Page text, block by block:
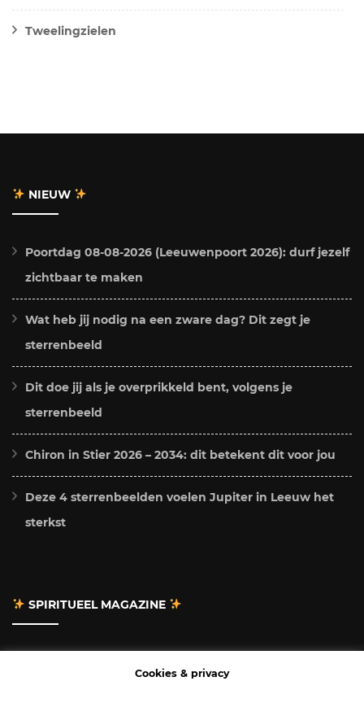
Tweelingzielen
NIEUW
Poortdag 08-08-2026 (Leeuwenpoort 2026): durf jezelf
zichtbaar te maken
Wat heb jij nodig na een zware dag? Dit zegt je
sterrenbeeld
Dit doe jij als je overprikkeld bent, volgens je
sterrenbeeld
Chiron in Stier 2026 – 2034: dit betekent dit voor jou
Deze 4 sterrenbeelden voelen Jupiter in Leeuw het
sterkst
SPIRITUEEL MAGAZINE
Cookies & privacy